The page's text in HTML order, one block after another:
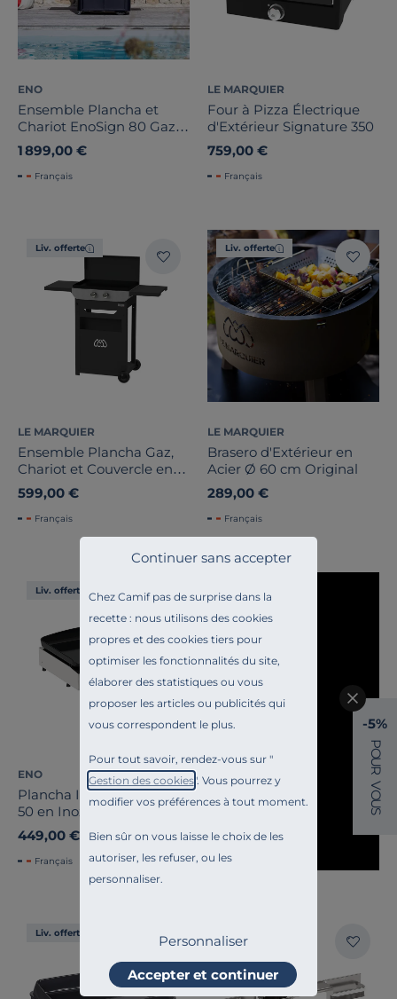
Chez Camif pas de surprise dans la
recette : nous utilisons des cookies
propres et des cookies tiers pour
optimiser les fonctionnalités du site,
élaborer des statistiques ou vous
proposer les articles ou publicités qui
vous correspondent le plus.
Pour tout savoir, rendez-vous sur "
Gestion des cookies". Vous pourrez y
modifier vos préférences à tout moment.
Bien sûr on vous laisse le choix de les
autoriser, les refuser, ou les
personnaliser.
Continuer sans accepter
Personnaliser
Accepter et continuer
ENO
Ensemble Plancha et
Chariot EnoSign 80 Gaz -
Bleu Navy
1 899,00 €
Français
LE MARQUIER
Four à Pizza Électrique
d'Extérieur Signature 350
759,00 €
Français
Liv. offerte
LE MARQUIER
Ensemble Plancha Gaz,
Chariot et Couvercle en
Acier et Inox Original
599,00 €
Français
Liv. offerte
LE MARQUIER
Brasero d'Extérieur en
Acier Ø 60 cm Original
289,00 €
Français
Liv. offerte
ENO
Plancha Initial Électrique
50 en Inox
449,00 €
Français
Liv. offerte
-5%
P
O
U
R
V
O
U
S